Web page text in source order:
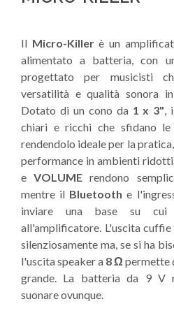
Il Micro-Killerè un
alimentato a batteria, con
progettato per musicisti
versatilità e qualità sonora
Dotato di un cono da 1 x 3",
chiari e ricchi che sfidano le
rendendolo ideale per la
performance in ambienti
eVOLUME rendono
mentre il Bluetooth e
inviare una base su cui
all'amplificatore. L'uscita
silenziosamente ma, se si ha
l'uscita speaker a 8 Ωpermette
grande. La batteria da 9 V
suonare ovunque.